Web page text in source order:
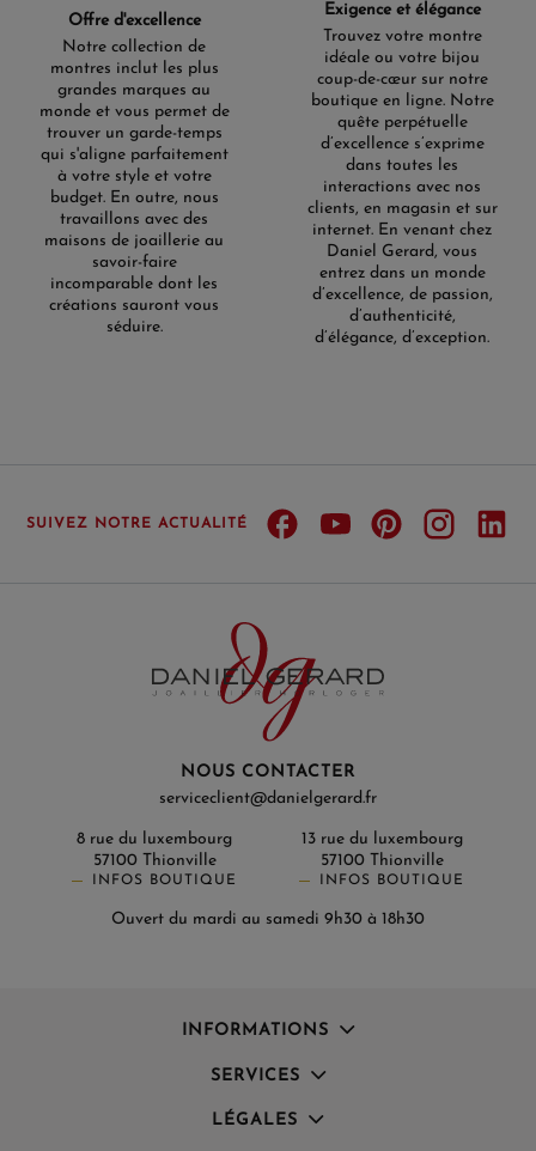
Offre d'excellence
Notre collection de
montres inclut les plus
grandes marques au
monde et vous permet de
trouver un garde-temps
qui s'aligne parfaitement
à votre style et votre
budget. En outre, nous
travaillons avec des
maisons de joaillerie au
savoir-faire
incomparable dont les
créations sauront vous
séduire.
Exigence et élégance
Trouvez votre montre
idéale ou votre bijou
coup-de-cœur sur notre
boutique en ligne. Notre
quête perpétuelle
d’excellence s’exprime
dans toutes les
interactions avec nos
clients, en magasin et sur
internet. En venant chez
Daniel Gerard, vous
entrez dans un monde
d’excellence, de passion,
d’authenticité,
d’élégance, d’exception.
SUIVEZ NOTRE ACTUALITÉ
NOUS CONTACTER
serviceclient@danielgerard.fr
8 rue du luxembourg
57100 Thionville
INFOS BOUTIQUE
13 rue du luxembourg
57100 Thionville
INFOS BOUTIQUE
Ouvert du mardi au samedi 9h30 à 18h30
INFORMATIONS
SERVICES
LÉGALES